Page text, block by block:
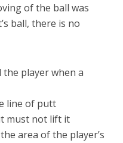
of the ball was
ball, there is no
the player when a
line of putt
must not lift it
area of the player’s